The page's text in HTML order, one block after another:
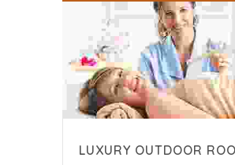
LUXURY OUTDOOR